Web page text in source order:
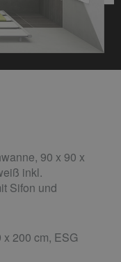
90 x 90 x
inkl.
Sifon und
200 cm, ESG